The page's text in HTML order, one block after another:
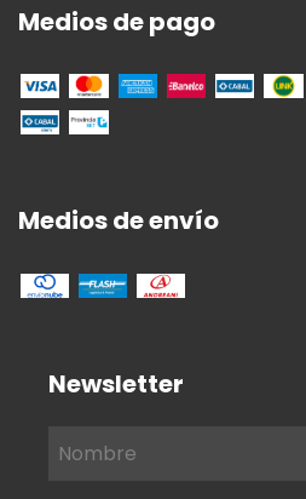
Medios de pago
Medios de envío
Newsletter